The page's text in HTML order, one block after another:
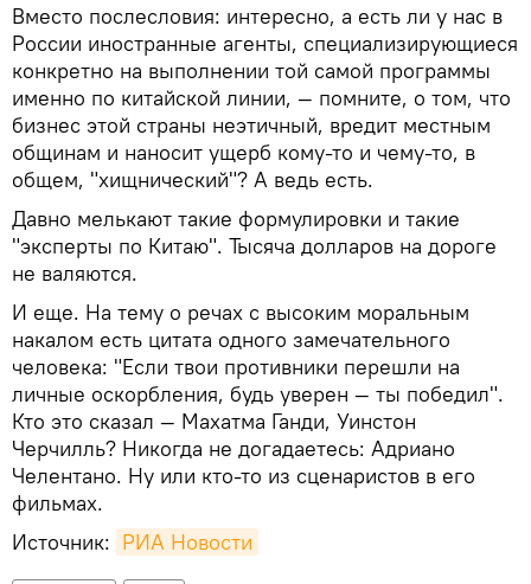
Вместо послесловия: интересно, а есть ли у нас в
России иностранные агенты, специализирующиеся
конкретно на выполнении той самой программы
именно по китайской линии, — помните, о том, что
бизнес этой страны неэтичный, вредит местным
общинам и наносит ущерб кому-то и чему-то, в
общем, "хищнический"? А ведь есть.
Давно мелькают такие формулировки и такие
"эксперты по Китаю". Тысяча долларов на дороге
не валяются.
И еще. На тему о речах с высоким моральным
накалом есть цитата одного замечательного
человека: "Если твои противники перешли на
личные оскорбления, будь уверен — ты победил".
Кто это сказал — Махатма Ганди, Уинстон
Черчилль? Никогда не догадаетесь: Адриано
Челентано. Ну или кто-то из сценаристов в его
фильмах.
Источник: РИА Новости